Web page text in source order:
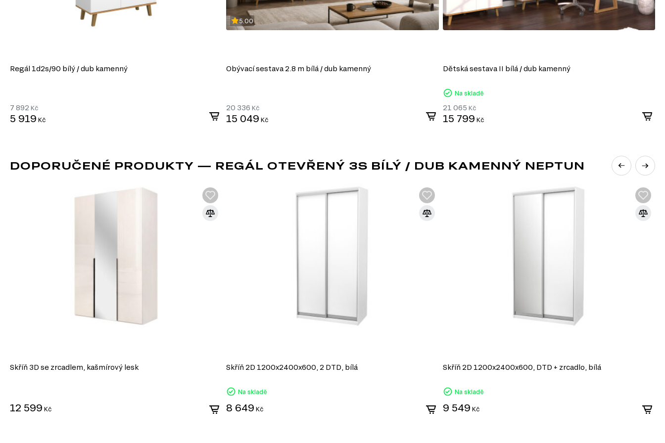
Regál 1d2s/90 bílý / dub kamenný
7 892 Kč
5 919 Kč
5.00
Obývací sestava 2.8 m bílá / dub kamenný
20 336 Kč
15 049 Kč
Dětská sestava II bílá / dub kamenný
Na skladě
21 065 Kč
15 799 Kč
DOPORUČENÉ PRODUKTY — REGÁL OTEVŘENÝ 3S BÍLÝ / DUB KAMENNÝ NEPTUN
Skříň 3D se zrcadlem, kašmírový lesk
12 599 Kč
Skříň 2D 1200x2400x600, 2 DTD, bílá
Na skladě
8 649 Kč
Skříň 2D 1200x2400x600, DTD + zrcadlo, bílá
Na skladě
9 549 Kč